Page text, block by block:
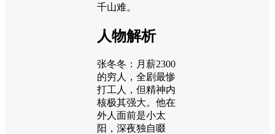
千山难。
人物解析
张冬冬：月薪2300
的穷人，全剧最惨
打工人，但精神内
核极其强大。他在
外人面前是小太
阳，深夜独自啜